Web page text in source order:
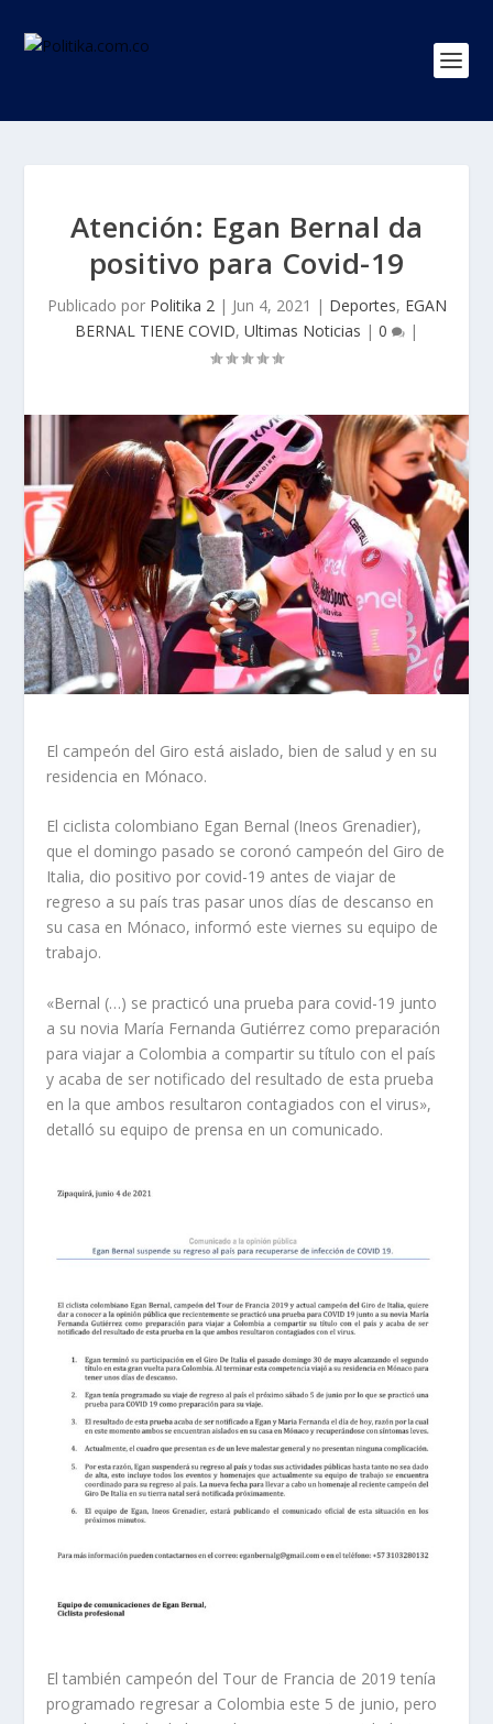
Atención: Egan Bernal da
positivo para Covid-19
Publicado por Politika 2| Jun 4, 2021 | Deportes, EGAN
BERNAL TIENE COVID, Ultimas Noticias | 0 |
El campeón del Giro está aislado, bien de salud y en su
residencia en Mónaco.
El ciclista colombiano Egan Bernal (Ineos Grenadier),
que el domingo pasado se coronó campeón del Giro de
Italia, dio positivo por covid-19 antes de viajar de
regreso a su país tras pasar unos días de descanso en
su casa en Mónaco, informó este viernes su equipo de
trabajo.
«Bernal (…) se practicó una prueba para covid-19 junto
a su novia María Fernanda Gutiérrez como preparación
para viajar a Colombia a compartir su título con el país
y acaba de ser notificado del resultado de esta prueba
en la que ambos resultaron contagiados con el virus»,
detalló su equipo de prensa en un comunicado.
El también campeón del Tour de Francia de 2019 tenía
programado regresar a Colombia este 5 de junio, pero